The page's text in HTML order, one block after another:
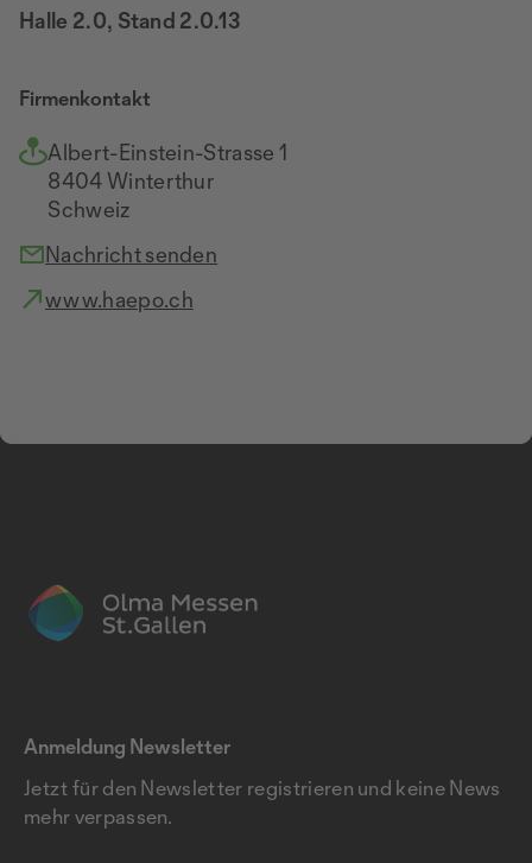
Halle 2.0, Stand 2.0.13
Firmenkontakt
Albert-Einstein-Strasse 1
8404 Winterthur
Schweiz
Nachricht senden
www.haepo.ch
Anmeldung Newsletter
Jetzt für den Newsletter registrieren und keine News
mehr verpassen.